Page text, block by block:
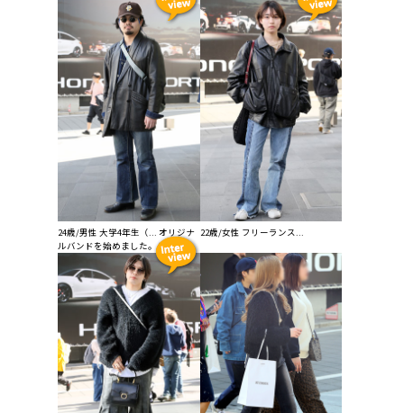
24歳/男性 大学4年生（... オリジナ
ルバンドを始めました。シュー...
22歳/女性 フリーランス...